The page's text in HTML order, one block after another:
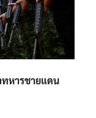
ทหารชายแดน